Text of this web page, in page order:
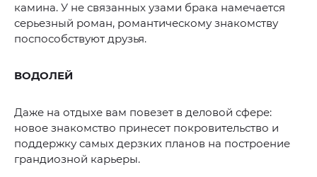
камина. У не связанных узами брака намечается
серьезный роман, романтическому знакомству
поспособствуют друзья.
ВОДОЛЕЙ
Даже на отдыхе вам повезет в деловой сфере:
новое знакомство принесет покровительство и
поддержку самых дерзких планов на построение
грандиозной карьеры.